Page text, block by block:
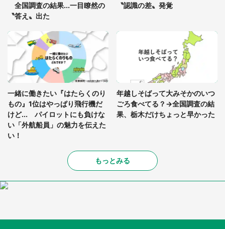
全国調査の結果...一目瞭然の
〝答え〟出た
〝認識の差〟発覚
一緒に働きたい『はたらくのり
もの』1位はやっぱり飛行機だ
けど... パイロットにも負けな
い「外航船員」の魅力を伝えた
い！
年越しそばって大みそかのいつ
ごろ食べてる？→全国調査の結
果、栃木だけちょっと早かった
もっとみる